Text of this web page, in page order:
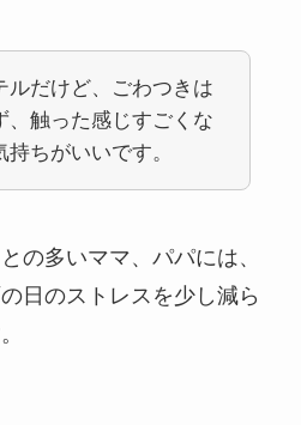
ルだけど、ごわつきは
、触った感じすごくな
ちがいいです。
の多いママ、パパには、
日のストレスを少し減ら